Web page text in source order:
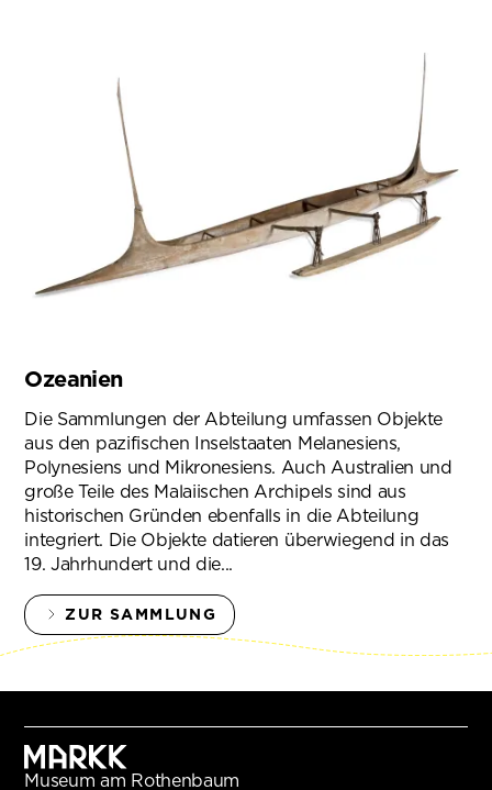
Ozeanien
Die Sammlungen der Abteilung umfassen Objekte
aus den pazifischen Inselstaaten Melanesiens,
Polynesiens und Mikronesiens. Auch Australien und
große Teile des Malaiischen Archipels sind aus
historischen Gründen ebenfalls in die Abteilung
integriert. Die Objekte datieren überwiegend in das
19. Jahrhundert und die...
ZUR SAMMLUNG
Museum am Rothenbaum